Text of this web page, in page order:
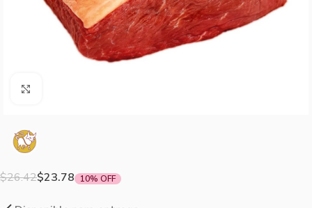
$26.42$23.78 10% OFF